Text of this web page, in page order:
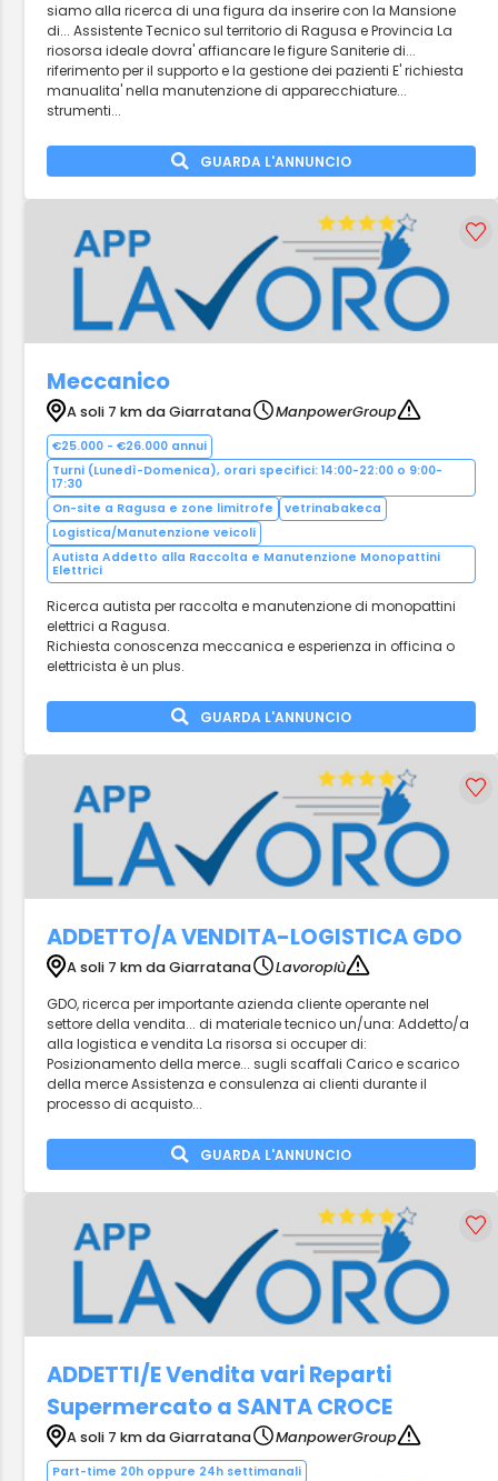
siamo alla ricerca di una figura da inserire con la Mansione
di... Assistente Tecnico sul territorio di Ragusa e Provincia La
riosorsa ideale dovra' affiancare le figure Saniterie di...
riferimento per il supporto e la gestione dei pazienti E' richiesta
manualita' nella manutenzione di apparecchiature...
strumenti...
GUARDA L'ANNUNCIO
Meccanico
A soli 7 km da Giarratana ManpowerGroup
€25.000 - €26.000 annui
Turni (Lunedì-Domenica), orari specifici: 14:00-22:00 o 9:00-
17:30
On-site a Ragusa e zone limitrofe
vetrinabakeca
Logistica/Manutenzione veicoli
Autista Addetto alla Raccolta e Manutenzione Monopattini
Elettrici
Ricerca autista per raccolta e manutenzione di monopattini
elettrici a Ragusa.
Richiesta conoscenza meccanica e esperienza in officina o
elettricista è un plus.
GUARDA L'ANNUNCIO
ADDETTO/A VENDITA-LOGISTICA GDO
A soli 7 km da Giarratana
Lavoropiù
GDO, ricerca per importante azienda cliente operante nel
settore della vendita... di materiale tecnico un/una: Addetto/a
alla logistica e vendita La risorsa si occuper di:
Posizionamento della merce... sugli scaffali Carico e scarico
della merce Assistenza e consulenza ai clienti durante il
processo di acquisto...
GUARDA L'ANNUNCIO
ADDETTI/E Vendita vari Reparti
Supermercato a SANTA CROCE
A soli 7 km da Giarratana ManpowerGroup
Part-time 20h oppure 24h settimanali